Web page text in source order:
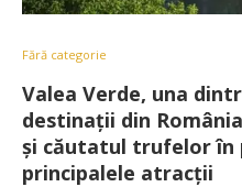
Fără categorie
Valea Verde, una
destinații din
și căutatul trufelor în
principalele atracții